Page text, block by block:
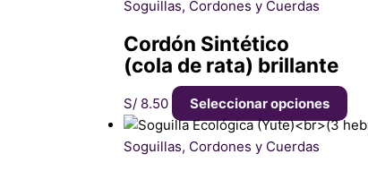
Soguillas, Cordones y Cuerdas
Cordón Sintético
(cola de rata) brillante
S/ 8.50 Seleccionar opciones
Soguillas, Cordones y Cuerdas